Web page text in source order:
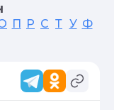
П Р С Т У Ф